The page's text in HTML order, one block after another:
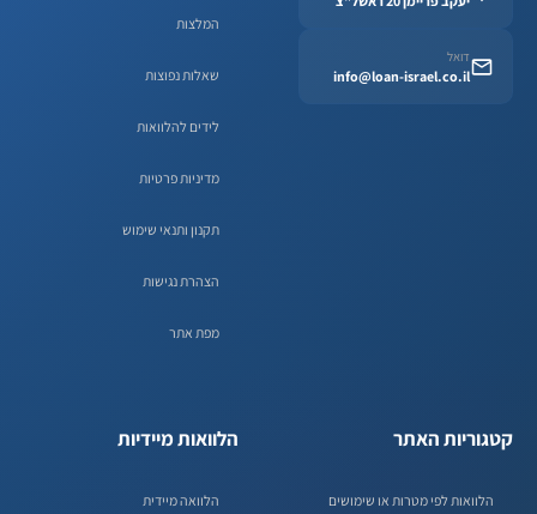
דואל
info@loan-israel.co.il
המלצות
שאלות נפוצות
לידים להלוואות
מדיניות פרטיות
תקנון ותנאי שימוש
הצהרת נגישות
מפת אתר
קטגוריות האתר
הלוואות לפי מטרות או שימושים
הלוואות מיידיות
הלוואה מיידית